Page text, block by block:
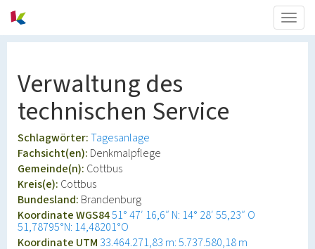
Verwaltung des
technischen Service
Schlagwörter:Tagesanlage
Fachsicht(en): Denkmalpflege
Gemeinde(n): Cottbus
Kreis(e): Cottbus
Bundesland: Brandenburg
Koordinate WGS8451° 47′ 16,6″ N: 14° 28′ 55,23″ O
51,78795°N: 14,48201°O
Koordinate UTM 33.464.271,83 m: 5.737.580,18 m